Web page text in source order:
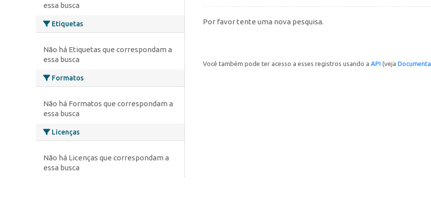
essa busca
Etiquetas
Não há Etiquetas que correspondam a
essa busca
Formatos
Não há Formatos que correspondam a
essa busca
Licenças
Não há Licenças que correspondam a
essa busca
Por favor tente uma nova pesquisa.
Você também pode ter acesso a esses registros usando a API (veja